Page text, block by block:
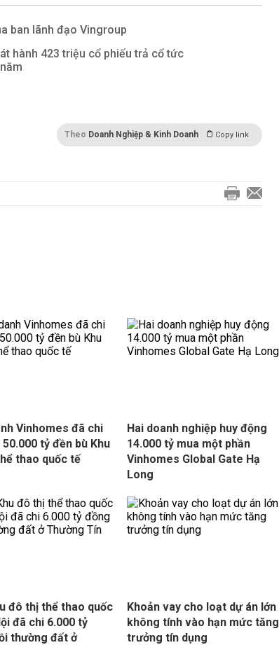
ban lãnh đạo Vingroup
hành 423 triệu cổ phiếu trả cổ tức
Theo Doanh Nghiệp & Kinh Doanh Copy link
Vinhomes đã chi
tỷ đền bù Khu
thao quốc tế
Hai doanh nghiệp huy động
14.000 tỷ mua một phần
Vinhomes Global Gate Hạ
Long
đô thị thể thao quốc
đã chi 6.000 tỷ
thường đất ở
Khoản vay cho loạt dự án lớn
không tính vào hạn mức tăng
trưởng tín dụng